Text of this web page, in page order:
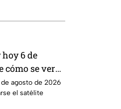
hoy 6 de
cómo se verá
agosto de 2026
el satélite